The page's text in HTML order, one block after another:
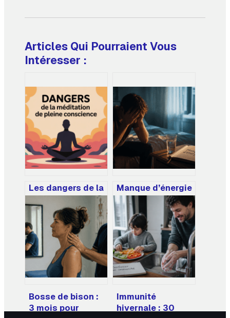
Articles Qui Pourraient Vous
Intéresser :
Les dangers de la
méditation de
pleine conscience
: ce qu’il faut
vraiment savoir
Manque d’énergie
persistant :
simple baisse de
régime ou signal
d’alarme médical
?
Bosse de bison :
3 mois pour
Immunité
hivernale : 30